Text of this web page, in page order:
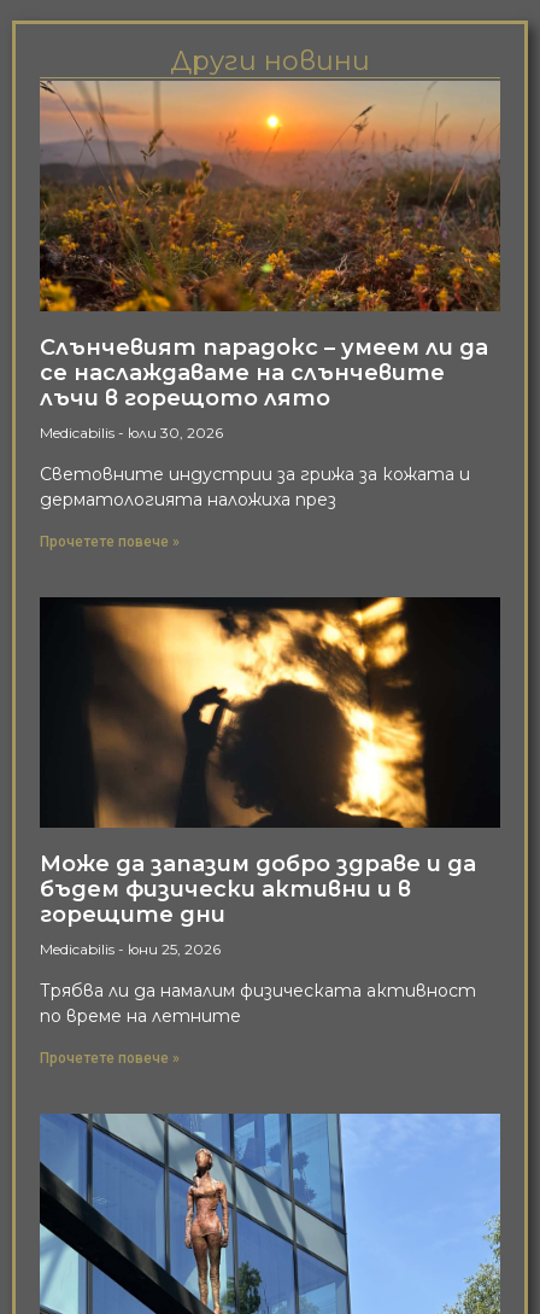
Други новини
Слънчевият парадокс – умеем ли да
се наслаждаваме на слънчевите
лъчи в горещото лято
Medicabilis юли 30, 2026
Световните индустрии за грижа за кожата и
дерматологията наложиха през
Прочетете повече »
Може да запазим добро здраве и да
бъдем физически активни и в
горещите дни
Medicabilis юни 25, 2026
Трябва ли да намалим физическата активност
по време на летните
Прочетете повече »